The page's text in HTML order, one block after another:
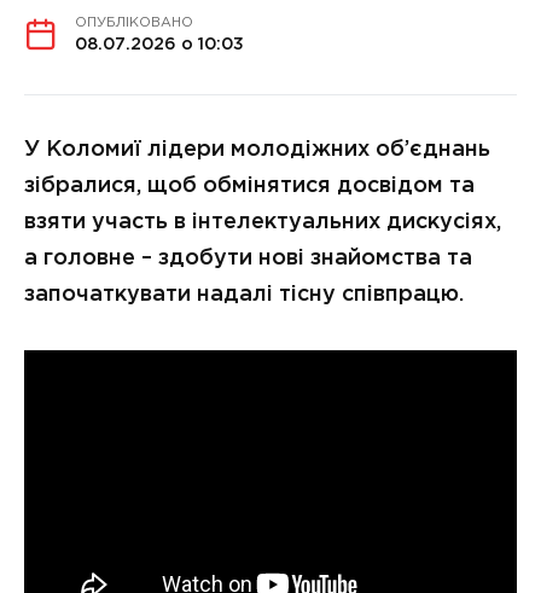
ОПУБЛІКОВАНО
08.07.2026 о 10:03
У Коломиї лідери молодіжних об’єднань
зібралися, щоб обмінятися досвідом та
взяти участь в інтелектуальних дискусіях,
а головне – здобути нові знайомства та
започаткувати надалі тісну співпрацю.